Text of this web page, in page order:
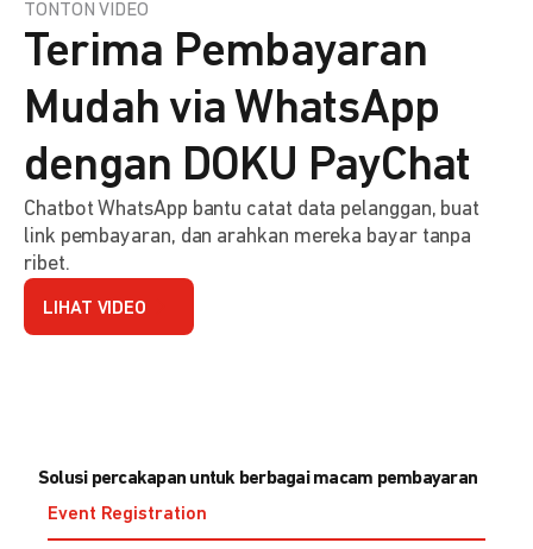
TONTON VIDEO
Terima Pembayaran
Mudah via WhatsApp
dengan DOKU PayChat
Chatbot WhatsApp bantu catat data pelanggan, buat
link pembayaran, dan arahkan mereka bayar tanpa
ribet.
LIHAT VIDEO
Solusi percakapan untuk berbagai macam pembayaran
Event Registration